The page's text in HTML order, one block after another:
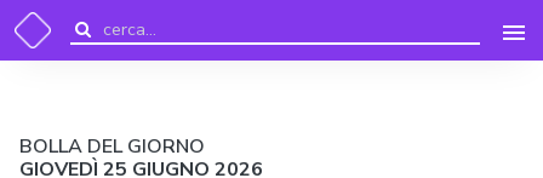
BOLLA DEL GIORNO
GIOVEDÌ 25 GIUGNO 2026